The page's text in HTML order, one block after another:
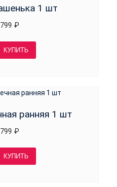
1 шт
799 ₽
КУПИТЬ
ранняя 1 шт
799 ₽
КУПИТЬ